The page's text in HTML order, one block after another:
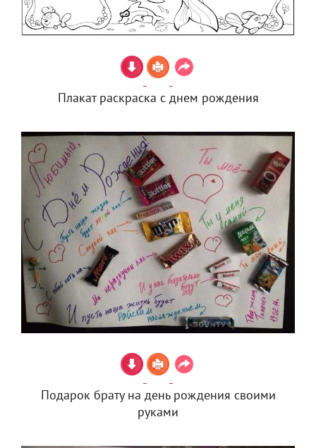
Плакат раскраска с днем рождения
Подарок брату на день рождения своими
руками